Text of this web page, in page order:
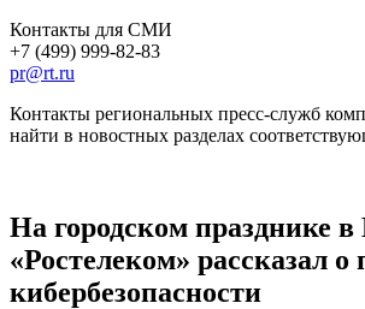
Контакты для СМИ
+7 (499) 999-82-83
pr@rt.ru
Контакты региональных пресс-служб
найти в новостных разделах
На городском празднике в
«Ростелеком» рассказал о
кибербезопасности